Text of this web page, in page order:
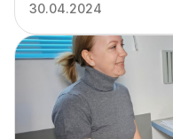
30.04.2024